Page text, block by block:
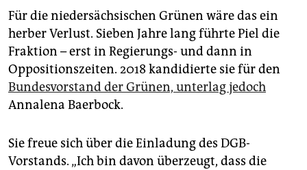
Für die niedersächsischen Grünen wäre das ein
herber Verlust. Sieben Jahre lang führte Piel die
Fraktion – erst in Regierungs- und dann in
Oppositionszeiten. 2018 kandidierte sie für den
Bundesvorstand der Grünen, unterlag jedoch
Annalena Baerbock.
Sie freue sich über die Einladung des DGB-
Vorstands. „Ich bin davon überzeugt, dass die